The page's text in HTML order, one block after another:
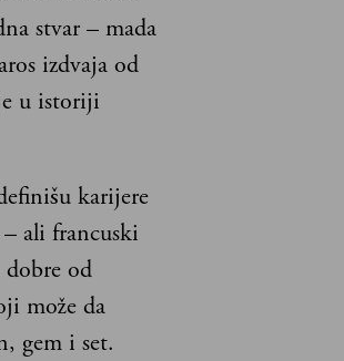
stvar – mada
izdvaja od
u istoriji
karijere
ali francuski
od
može da
gem i set.